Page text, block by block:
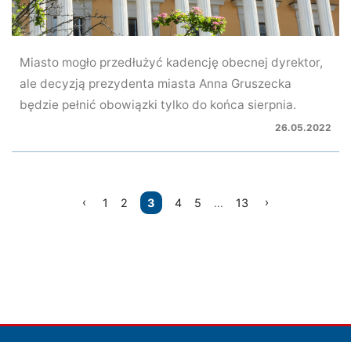
Miasto mogło przedłużyć kadencję obecnej dyrektor,
ale decyzją prezydenta miasta Anna Gruszecka
będzie pełnić obowiązki tylko do końca sierpnia.
26.05.2022
Nawigacja
1 2 3 4 5 … 13